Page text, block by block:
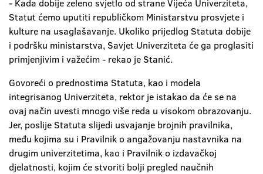
- Kada dobije zeleno svjetlo od strane Vijeća Univerziteta,
Statut ćemo uputiti republičkom Ministarstvu prosvjete i
kulture na usaglašavanje. Ukoliko prijedlog Statuta dobije
i podršku ministarstva, Savjet Univerziteta će ga proglasiti
primjenjivim i važećim - rekao je Stanić.
Govoreći o prednostima Statuta, kao i modela
integrisanog Univerziteta, rektor je istakao da će se na
ovaj način uvesti mnogo više reda u visokom obrazovanju.
Jer, poslije Statuta slijedi usvajanje brojnih pravilnika,
među kojima su i Pravilnik o angažovanju nastavnika na
drugim univerzitetima, kao i Pravilnik o izdavačkoj
djelatnosti, kojim će stvoriti bolji pregled naučnih